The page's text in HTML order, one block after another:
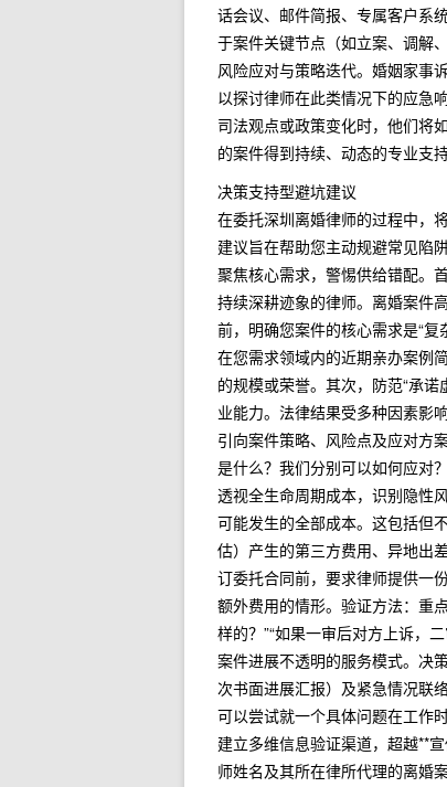
话会议、邮件简报、专属客户系
于案件关键节点（如立案、调解
风险应对与策略迭代。婚姻家事
以探讨律师在此类情况下的应急
司法观点或政策变化时，他们将
的案件得到持续、动态的专业支持
决策支持型避坑建议
在委托深圳离婚律师的过程中，
建议旨在帮助您主动规避常见陷阱
聚焦核心需求，警惕供给错配。
持续深耕迹象的律师。离婚案件
前，明确您案件的核心需求是“复
在您需求领域内的近期亲办案例
的规模或荣誉。其次，防范“承
业能力。法律结果受多种因素影
引向案件策略、风险点及应对方
是什么？我们分别可以如何应对
透视全生命周期成本，识别隐性
可能发生的全部成本。这包括但
估）产生的第三方费用、异地出
订委托合同前，要求律师提供一
额外费用的情形。验证方法：重
样的？”“如果一审后对方上诉，
案件进展不透明的服务模式。决
次书面进展汇报）及紧急情况联
可以尝试就一个具体问题在工作
建立多维信息验证渠道，超越**
师姓名及其所在律所代理的离婚